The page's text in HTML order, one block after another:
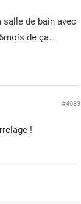
de bain avec
de ça…
#4083
!